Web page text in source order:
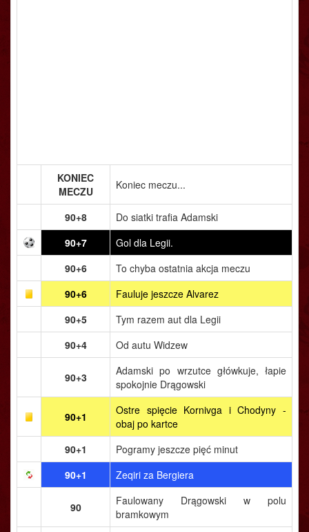
KONIEC
MECZU
Koniec meczu...
90+8
Do siatki trafia Adamski
90+7
Gol dla Legii.
90+6
To chyba ostatnia akcja meczu
90+6
Fauluje jeszcze Alvarez
90+5
Tym razem aut dla Legii
90+4
Od autu Widzew
90+3
Adamski po wrzutce główkuje, łapie
spokojnie Drągowski
90+1
Ostre spięcie Kornivga i Chodyny -
obaj po kartce
90+1
Pogramy jeszcze pięć minut
90+1
Zeqiri za Bergiera
90
Faulowany Drągowski w polu
bramkowym